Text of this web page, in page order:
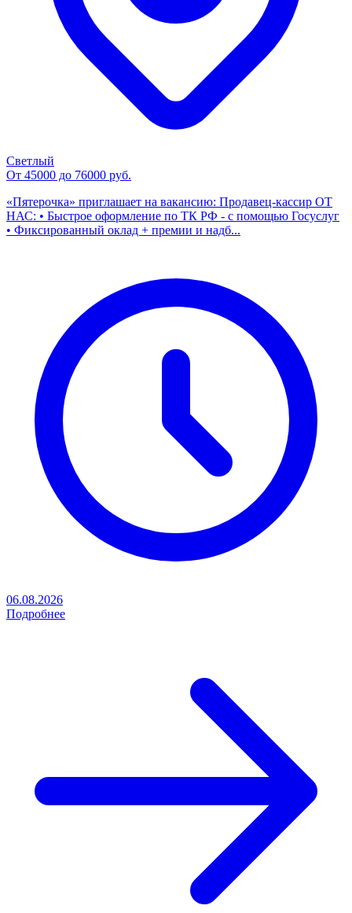
Светлый
От 45000 до 76000 руб.
«Пятерочка» приглашает на вакансию: Продавец-кассир ОТ
НАС: • Быстрое оформление по ТК РФ - с помощью Госуслуг
• Фиксированный оклад + премии и надб...
06.08.2026
Подробнее